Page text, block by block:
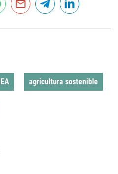
agricultura sostenible